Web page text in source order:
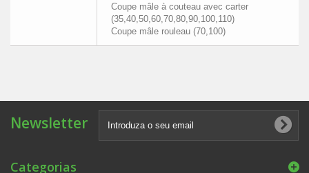
Coupe mâle à couteau avec carter
(35,40,50,60,70,80,90,100,110)
Coupe mâle rouleau (70,100)
Newsletter
Categorias